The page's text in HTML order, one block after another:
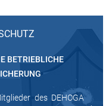
BETRIEBLICHE
des DEHOGA